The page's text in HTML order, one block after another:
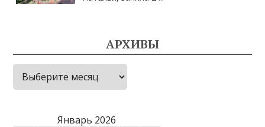
АРХИВЫ
Архивы
Январь 2026